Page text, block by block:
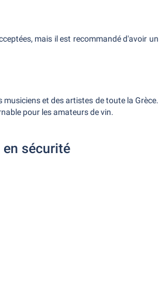
mais il est recommandé d'avoir un
et des artistes de toute la Grèce.
pour les amateurs de vin.
en sécurité